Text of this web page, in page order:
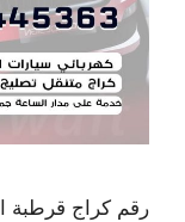
رقم كراج قرطبة